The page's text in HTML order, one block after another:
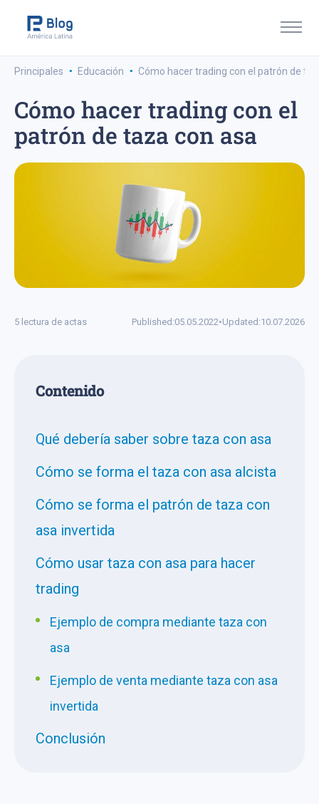
Principales · Educación · Cómo hacer trading con el patrón de
Cómo hacer trading con el
patrón de taza con asa
5 lectura de actas Published:05.05.2022•Updated:10.07.2026
Сontenido
Qué debería saber sobre taza con asa
Cómo se forma el taza con asa alcista
Cómo se forma el patrón de taza con
asa invertida
Cómo usar taza con asa para hacer
trading
Ejemplo de compra mediante taza con
asa
Ejemplo de venta mediante taza con asa
invertida
Conclusión